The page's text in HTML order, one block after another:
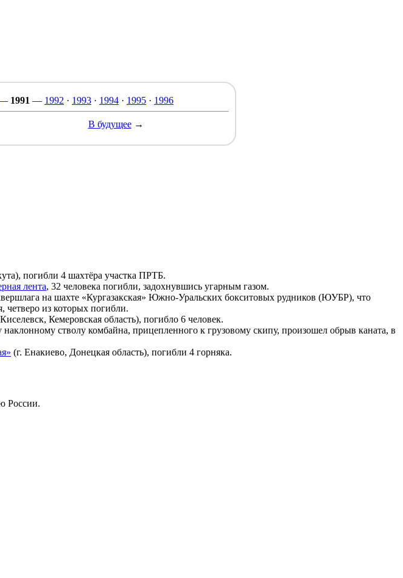
1991 — 1992 · 1993 · 1994 · 1995 · 1996
В будущее→
погибли 4 шахтёра участка ПРТБ.
лента, 32 человека погибли, задохнувшись угарным газом.
на шахте «Кургазакская» Южно-Уральских бокситовых рудников (ЮУБР), что
из которых погибли.
Кемеровская область), погибло 6 человек.
стволу комбайна, прицепленного к грузовому скипу, произошел обрыв каната, в
(г. Енакиево, Донецкая область), погибли 4 горняка.
России.